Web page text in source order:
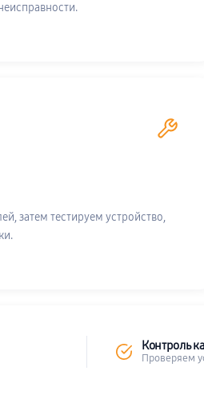
затем тестируем устройство,
Контроль
Проверяем